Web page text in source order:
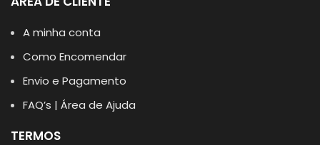
A minha conta
Como Encomendar
Envio e Pagamento
FAQ’s | Área de Ajuda
TERMOS